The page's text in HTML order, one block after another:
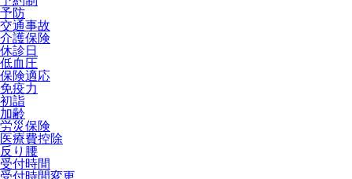
予防
交通事故
介護保険
休診日
低血圧
保険適応
免疫力
初詣
加齢
労災保険
医療費控除
反り腰
受付時間
受付時間変更